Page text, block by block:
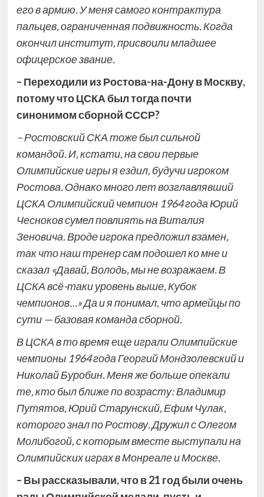
его в армию. У меня самого контрактура
пальцев, ограниченная подвижность. Когда
окончил институт, присвоили младшее
офицерское звание.
– Переходили из Ростова-на-Дону в Москву,
потому что ЦСКА был тогда почти
синонимом сборной СССР?
– Ростовский СКА тоже был сильной
командой. И, кстати, на свои первые
Олимпийские игры я ездил, будучи игроком
Ростова. Однако много лет возглавлявший
ЦСКА Олимпийский чемпион 1964 года Юрий
Чесноков сумел повлиять на Виталия
Зеновича. Вроде игрока предложил взамен,
так что наш тренер сам подошел ко мне и
сказал «Давай, Володь, мы не возражаем. В
ЦСКА всё-таки уровень выше, Кубок
чемпионов…» Да и я понимал, что армейцы по
сути — базовая команда сборной.
В ЦСКА в то время еще играли Олимпийские
чемпионы 1964 года Георгий Мондзолевский и
Николай Буробин. Меня же больше опекали
те, кто был ближе по возрасту: Владимир
Путятов, Юрий Старунский, Ефим Чулак,
которого знал по Ростову. Дружил с Олегом
Молибогой, с которым вместе выступали на
Олимпийских играх в Монреале и Москве.
– Вы рассказывали, что в 21 год были очень